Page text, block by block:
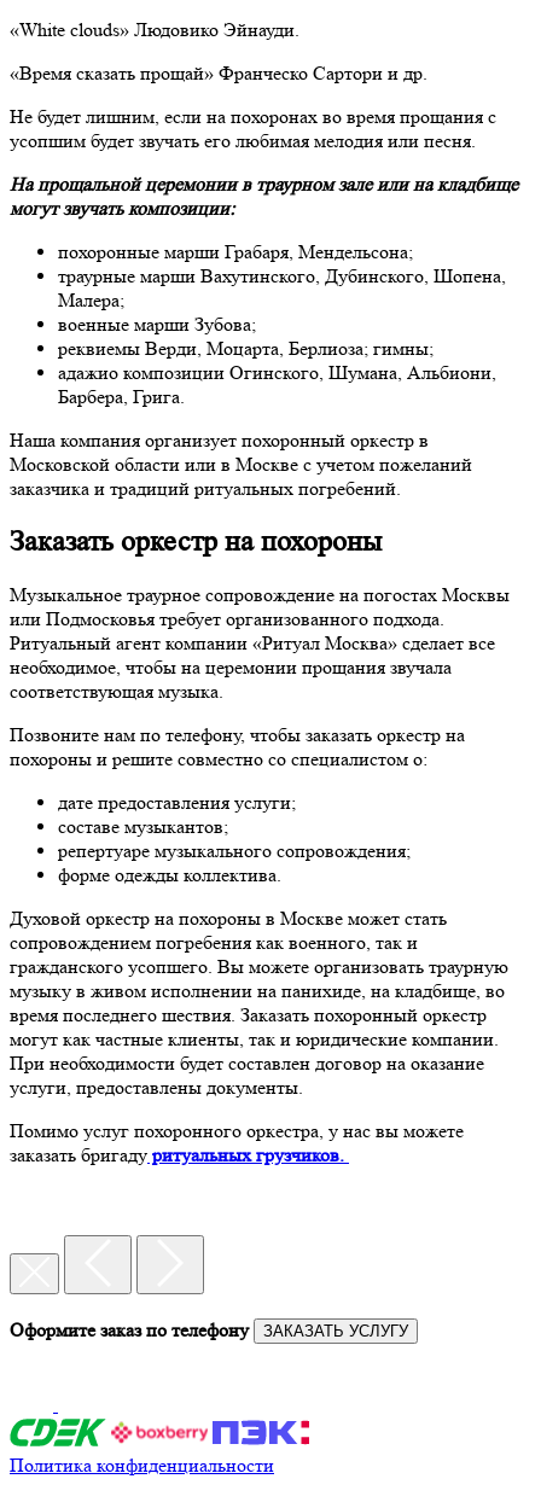
«White clouds» Людовико Эйнауди.
«Время сказать прощай» Франческо Сартори и др.
Не будет лишним, если на похоронах во время прощания с
усопшим будет звучать его любимая мелодия или песня.
На прощальной церемонии в траурном зале или на кладбище
могут звучать композиции:
похоронные марши Грабаря, Мендельсона;
траурные марши Вахутинского, Дубинского, Шопена,
Малера;
военные марши Зубова;
реквиемы Верди, Моцарта, Берлиоза; гимны;
адажио композиции Огинского, Шумана, Альбиони,
Барбера, Грига.
Наша компания организует похоронный оркестр в
Московской области или в Москве с учетом пожеланий
заказчика и традиций ритуальных погребений.
Заказать оркестр на похороны
Музыкальное траурное сопровождение на погостах Москвы
или Подмосковья требует организованного подхода.
Ритуальный агент компании «Ритуал Москва» сделает все
необходимое, чтобы на церемонии прощания звучала
соответствующая музыка.
Позвоните нам по телефону, чтобы заказать оркестр на
похороны и решите совместно со специалистом о:
дате предоставления услуги;
составе музыкантов;
репертуаре музыкального сопровождения;
форме одежды коллектива.
Духовой оркестр на похороны в Москве может стать
сопровождением погребения как военного, так и
гражданского усопшего. Вы можете организовать траурную
музыку в живом исполнении на панихиде, на кладбище, во
время последнего шествия. Заказать похоронный оркестр
могут как частные клиенты, так и юридические компании.
При необходимости будет составлен договор на оказание
услуги, предоставлены документы.
Помимо услуг похоронного оркестра, у нас вы можете
заказать бригаду ритуальных грузчиков.
Оформите заказ по телефону ЗАКАЗАТЬ УСЛУГУ
Политика конфиденциальности